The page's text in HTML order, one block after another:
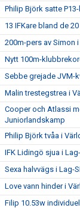
Philip Björk satte
13 IFKare bland de
200m-pers av Simon
Nytt 100m-
Sebbe grejade JVM-
Malin trestegstrea i
Cooper och Atlassi
Juniorlandskamp
Philip Björk tvåa i
IFK Lidingö sjua i
Sexa halvvägs i Lag-
Love vann hinder i
Filip 10.53w